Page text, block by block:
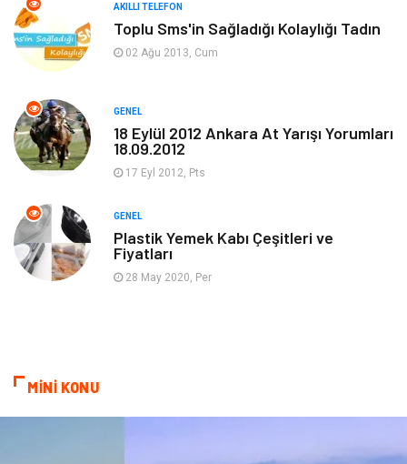
Dekorasyon Tatil
Makine
Güzellik & Bakım
Organizasyon
Hizmet
Aksesuar
AKILLI TELEFON
Toplu Sms'in Sağladığı Kolaylığı Tadın
02 Ağu 2013, Cum
GENEL
18 Eylül 2012 Ankara At Yarışı Yorumları
18.09.2012
17 Eyl 2012, Pts
GENEL
Plastik Yemek Kabı Çeşitleri ve
Fiyatları
28 May 2020, Per
MİNİ KONU